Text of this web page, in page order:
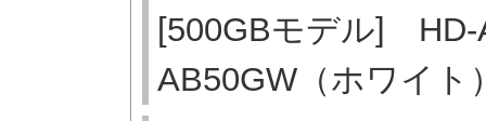
[500GBモデル] HD-
AB50GW（ホワイト